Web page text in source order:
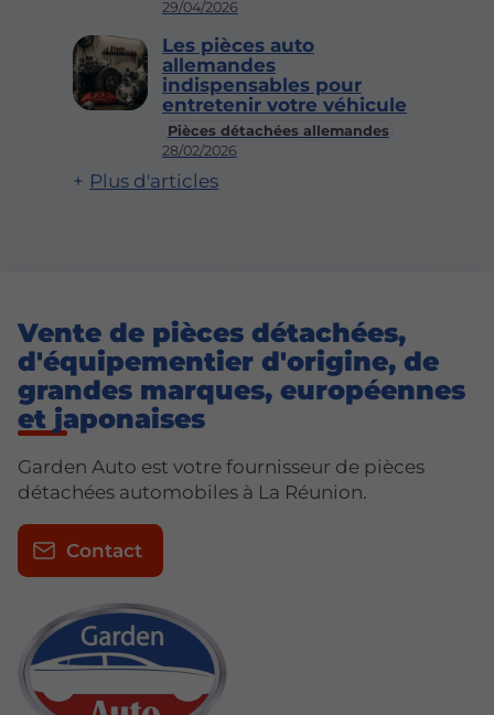
29/04/2026
Pièces détachées allemandes
28/02/2026
Les pièces auto
allemandes
indispensables pour
entretenir votre véhicule
Plus d'articles
Vente de pièces détachées,
d'équipementier d'origine, de
grandes marques, européennes
et japonaises
Garden Auto est votre fournisseur de pièces
détachées automobiles à La Réunion.
Contact